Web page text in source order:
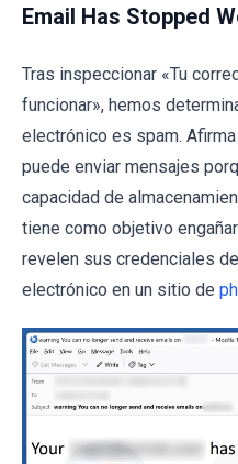
Email Has Stopped
Tras inspeccionar «Tu
funcionar», hemos
electrónico es spam.
puede enviar mensajes
capacidad de
tiene como objetivo
revelen sus credenciales
electrónico en un sitio de